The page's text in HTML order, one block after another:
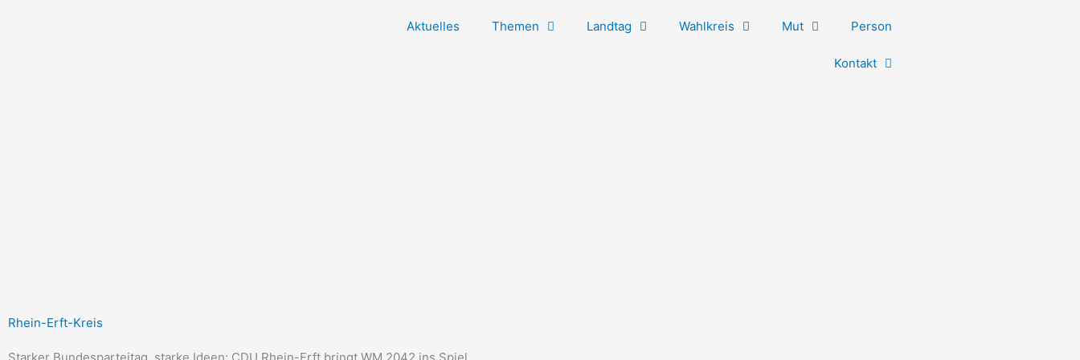
Aktuelles Themen Landtag Wahlkreis Mut Person
Kontakt
Rhein-Erft-Kreis